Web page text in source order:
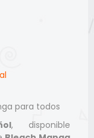
para todos
, disponible